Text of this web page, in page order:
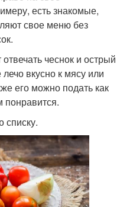
есть знакомые,
свое меню без
чеснок и острый
вкусно к мясу или
его можно подать как
понравится.
списку.